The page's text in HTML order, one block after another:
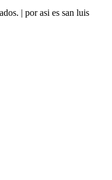
| por asi es san luis